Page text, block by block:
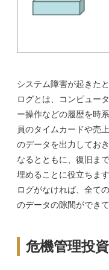
システム障害が起きた
ログとは、コンピュー
ー操作などの履歴を時
員のタイムカードや売
のデータを出力してお
なるとともに、復旧ま
埋めることに役立ちます
ログがなければ、全て
のデータの隙間ができ
危機管理投資